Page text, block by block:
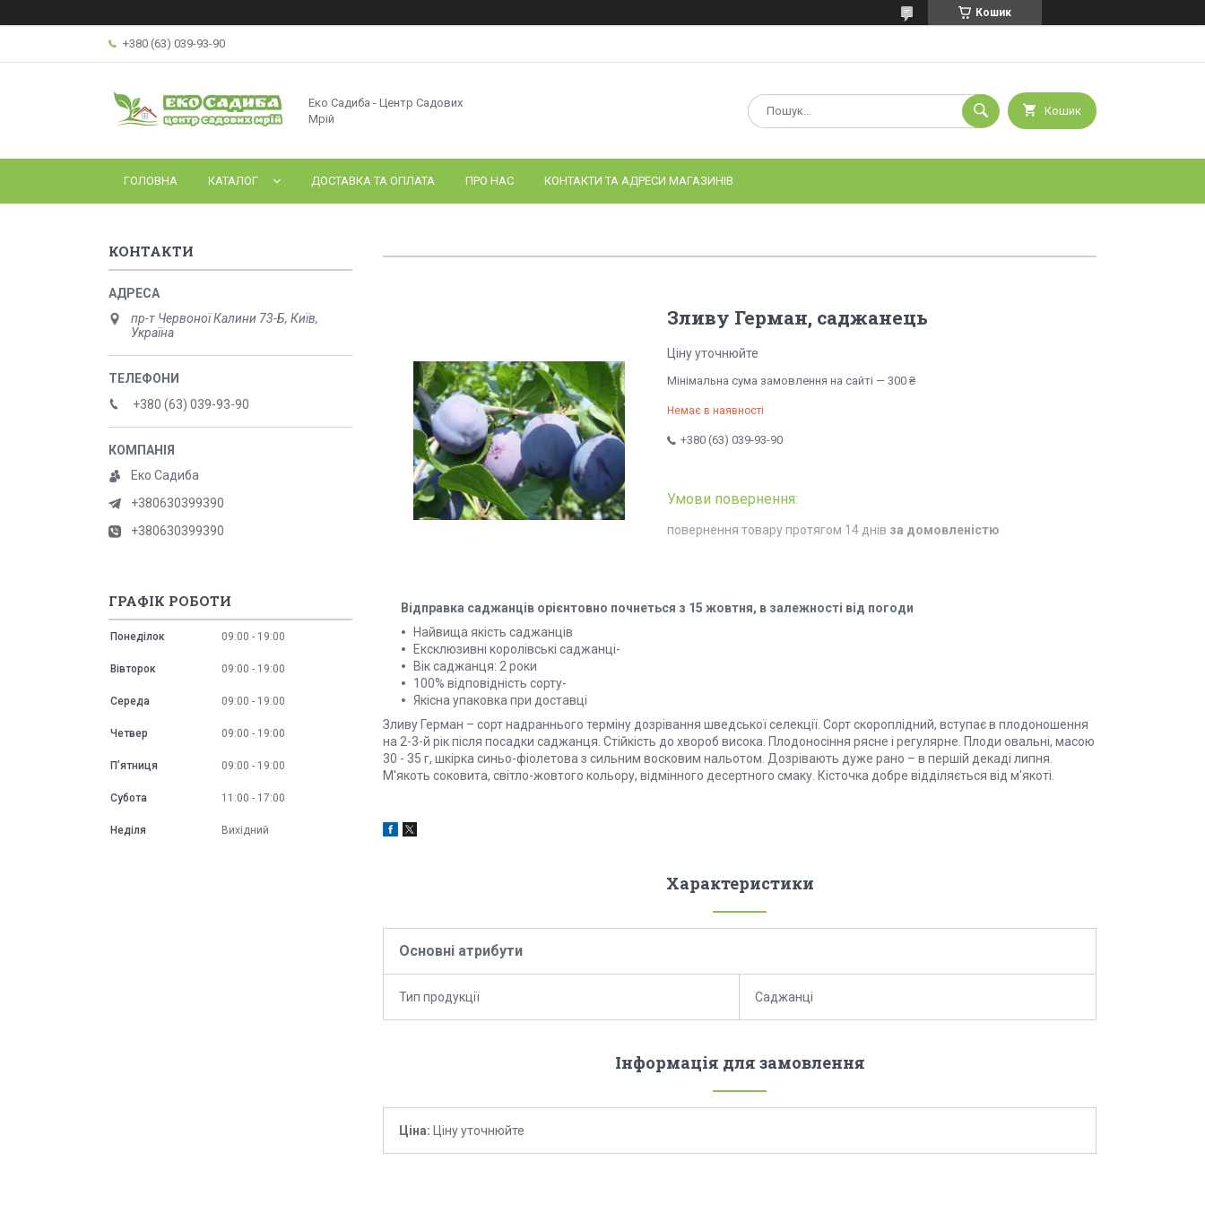
Кошик
+380 (63) 039-93-90
Еко Садиба - Центр Садових
Мрій
Кошик
ГОЛОВНА КАТАЛОГ ДОСТАВКА ТА ОПЛАТА ПРО НАС КОНТАКТИ ТА АДРЕСИ МАГАЗИНІВ
Зливу Герман, саджанець
Ціну уточнюйте
Мінімальна сума замовлення на сайті — 300 ₴
Немає в наявності
+380 (63) 039-93-90
повернення товару протягом 14 днів за домовленістю
Відправка саджанців орієнтовно почнеться з 15 жовтня, в залежності від погоди
Найвища якість саджанців
Ексклюзивні королівські саджанці-
Вік саджанця: 2 роки
100% відповідність сорту-
Якісна упаковка при доставці
Зливу Герман – сорт надраннього терміну дозрівання шведської селекції. Сорт скороплідний, вступає в плодоношення
на 2-3-й рік після посадки саджанця. Стійкість до хвороб висока. Плодоносіння рясне і регулярне. Плоди овальні, масою
30 - 35 г, шкірка синьо-фіолетова з сильним восковим нальотом. Дозрівають дуже рано – в першій декаді липня.
М'якоть соковита, світло-жовтого кольору, відмінного десертного смаку. Кісточка добре відділяється від м'якоті.
Характеристики
Основні атрибути
Тип продукції Саджанці
Інформація для замовлення
Ціна: Ціну уточнюйте
КОНТАКТИ
пр-т Червоної Калини 73-Б, Київ,
Україна
+380 (63) 039-93-90
Еко Садиба
+380630399390
+380630399390
ГРАФІК РОБОТИ
Понеділок 09:00 19:00
Вівторок 09:00 19:00
Середа 09:00 19:00
Четвер 09:00 19:00
Пʼятниця 09:00 19:00
Субота 11:00 17:00
Неділя Вихідний